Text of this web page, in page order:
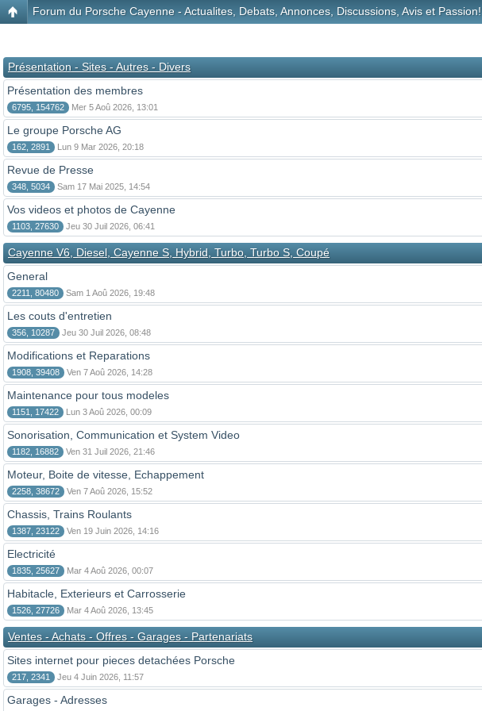
Forum du Porsche Cayenne - Actualites, Debats, Annonces, Discussions, Avis et Passion!
Présentation - Sites - Autres - Divers
Présentation des membres
6795, 154762 Mer 5 Aoû 2026, 13:01
Le groupe Porsche AG
162, 2891 Lun 9 Mar 2026, 20:18
Revue de Presse
348, 5034 Sam 17 Mai 2025, 14:54
Vos videos et photos de Cayenne
1103, 27630 Jeu 30 Juil 2026, 06:41
Cayenne V6, Diesel, Cayenne S, Hybrid, Turbo, Turbo S, Coupé
General
2211, 80480 Sam 1 Aoû 2026, 19:48
Les couts d'entretien
356, 10287 Jeu 30 Juil 2026, 08:48
Modifications et Reparations
1908, 39408 Ven 7 Aoû 2026, 14:28
Maintenance pour tous modeles
1151, 17422 Lun 3 Aoû 2026, 00:09
Sonorisation, Communication et System Video
1182, 16882 Ven 31 Juil 2026, 21:46
Moteur, Boite de vitesse, Echappement
2258, 38672 Ven 7 Aoû 2026, 15:52
Chassis, Trains Roulants
1387, 23122 Ven 19 Juin 2026, 14:16
Electricité
1835, 25627 Mar 4 Aoû 2026, 00:07
Habitacle, Exterieurs et Carrosserie
1526, 27726 Mar 4 Aoû 2026, 13:45
Ventes - Achats - Offres - Garages - Partenariats
Sites internet pour pieces detachées Porsche
217, 2341 Jeu 4 Juin 2026, 11:57
Garages - Adresses